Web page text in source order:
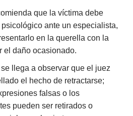
que la víctima debe
ante un especialista,
en la querella con la
el daño ocasionado.
llega a observar que el juez
el hecho de retractarse;
falsas o los
pueden ser retirados o